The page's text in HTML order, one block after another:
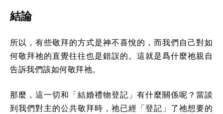
結論
所以，有些敬拜的方式是神不喜悅的，而我們自己對如
何敬拜祂的直覺往往也是錯誤的。這就是爲什麼祂親自
告訴我們該如何敬拜祂。
那麼，這一切和「結婚禮物登記」有什麼關係呢？當談
到我們對主的公共敬拜時，祂已經「登記」了祂想要的